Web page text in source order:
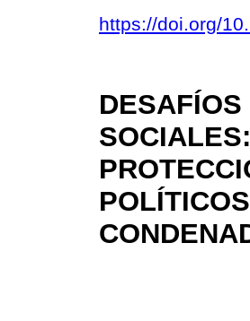
https://doi.org/